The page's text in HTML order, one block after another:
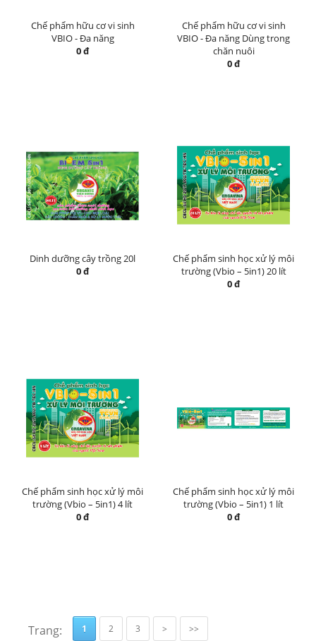
Chế phẩm hữu cơ vi sinh
VBIO - Đa năng
0 đ
Chế phẩm hữu cơ vi sinh
VBIO - Đa năng Dùng trong
chăn nuôi
0 đ
Dinh dưỡng cây trồng 20l
0 đ
Chế phẩm sinh học xử lý môi
trường (Vbio – 5in1) 20 lít
0 đ
Chế phẩm sinh học xử lý môi
trường (Vbio – 5in1) 4 lít
0 đ
Chế phẩm sinh học xử lý môi
trường (Vbio – 5in1) 1 lít
0 đ
Trang: 1 2 3 > >>